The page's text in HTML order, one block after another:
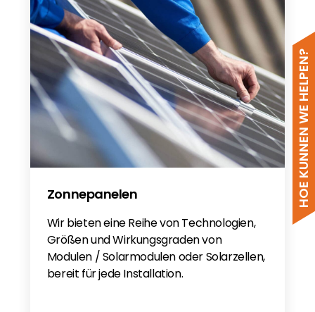
HOE KUNNEN WE HELPEN?
Zonnepanelen
Wir bieten eine Reihe von Technologien,
Größen und Wirkungsgraden von
Modulen / Solarmodulen oder Solarzellen,
bereit für jede Installation.